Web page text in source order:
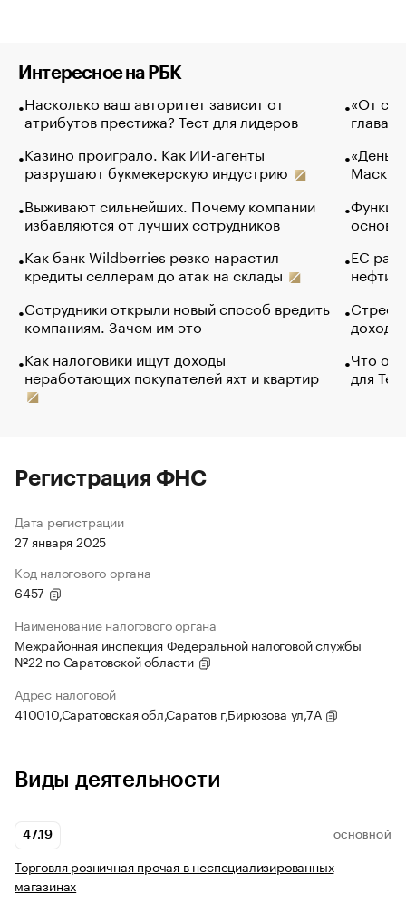
Интересное на РБК
Насколько ваш авторитет зависит от
атрибутов престижа? Тест для лидеров
Казино проиграло. Как ИИ-агенты
разрушают букмекерскую индустрию
Выживают сильнейших. Почему компании
избавляются от лучших сотрудников
Как банк Wildberries резко нарастил
кредиты селлерам до атак на склады
Сотрудники открыли новый способ вредить
компаниям. Зачем им это
Как налоговики ищут доходы
неработающих покупателей яхт и квартир
«От
глава
Маск в
основ
ЕС
нефти
Что
для
Регистрация ФНС
Дата регистрации
27 января 2025
Код налогового органа
6457
Наименование налогового органа
Межрайонная инспекция Федеральной налоговой службы
№22 по Саратовской области
Адрес налоговой
410010,Саратовская обл,Саратов г,Бирюзова ул,7А
Виды деятельности
47.19 ОСНОВНОЙ
Торговля розничная прочая в неспециализированных
магазинах